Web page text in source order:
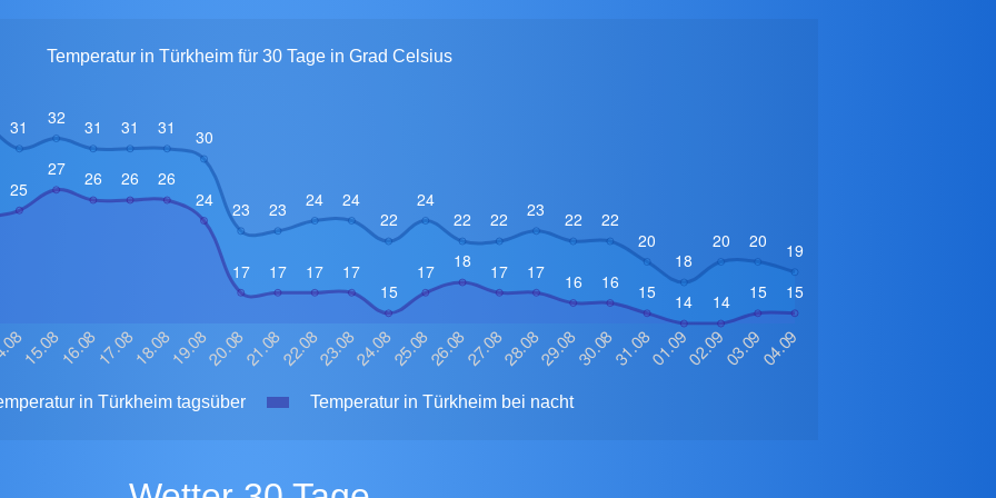
Temperatur in Türkheim für 30 Tage in Grad Celsius
in Türkheim tagsüber Temperatur in Türkheim bei nacht